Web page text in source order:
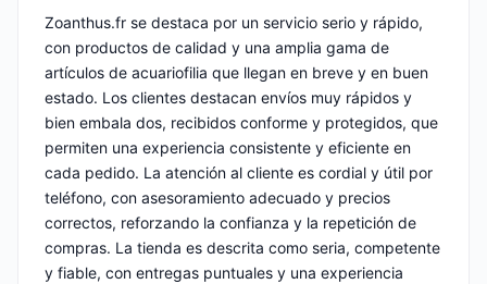
Zoanthus.fr se destaca por un servicio serio y rápido,
con productos de calidad y una amplia gama de
artículos de acuariofilia que llegan en breve y en buen
estado. Los clientes destacan envíos muy rápidos y
bien embala dos, recibidos conforme y protegidos, que
permiten una experiencia consistente y eficiente en
cada pedido. La atención al cliente es cordial y útil por
teléfono, con asesoramiento adecuado y precios
correctos, reforzando la confianza y la repetición de
compras. La tienda es descrita como seria, competente
y fiable, con entregas puntuales y una experiencia